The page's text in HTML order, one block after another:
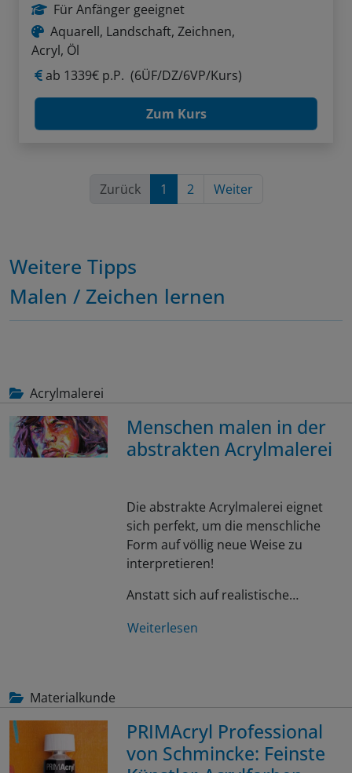
Für Anfänger geeignet
Aquarell, Landschaft, Zeichnen,
Acryl, Öl
ab 1339€ p.P. (6ÜF/DZ/6VP/Kurs)
Zum Kurs
Zurück 1 2 Weiter
Weitere Tipps
Malen / Zeichen lernen
Acrylmalerei
Menschen malen in der
abstrakten Acrylmalerei
Die abstrakte Acrylmalerei eignet
sich perfekt, um die menschliche
Form auf völlig neue Weise zu
interpretieren!
Anstatt sich auf realistische…
Weiterlesen
Materialkunde
PRIMAcryl Professional
von Schmincke: Feinste